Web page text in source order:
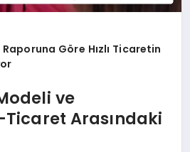
Raporuna Göre Hızlı Ticaretin
ve
Ticaret Arasındaki